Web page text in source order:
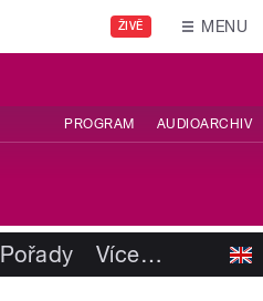
ŽIVĚ MENU
PROGRAM AUDIOARCHIV
Pořady Více…